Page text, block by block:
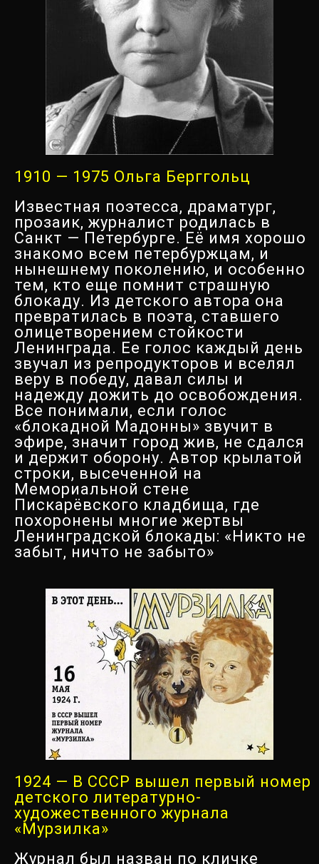
1910 — 1975 Ольга Берггольц
Известная поэтесса, драматург,
прозаик, журналист родилась в
Санкт — Петербурге. Её имя хорошо
знакомо всем петербуржцам, и
нынешнему поколению, и особенно
тем, кто еще помнит страшную
блокаду. Из детского автора она
превратилась в поэта, ставшего
олицетворением стойкости
Ленинграда. Ее голос каждый день
звучал из репродукторов и вселял
веру в победу, давал силы и
надежду дожить до освобождения.
Все понимали, если голос
«блокадной Мадонны» звучит в
эфире, значит город жив, не сдался
и держит оборону. Автор крылатой
строки, высеченной на
Мемориальной стене
Пискарёвского кладбища, где
похоронены многие жертвы
Ленинградской блокады: «Никто не
забыт, ничто не забыто»
1924 — В СССР вышел первый номер
детского литературно-
художественного журнала
«Мурзилка»
Журнал был назван по кличке